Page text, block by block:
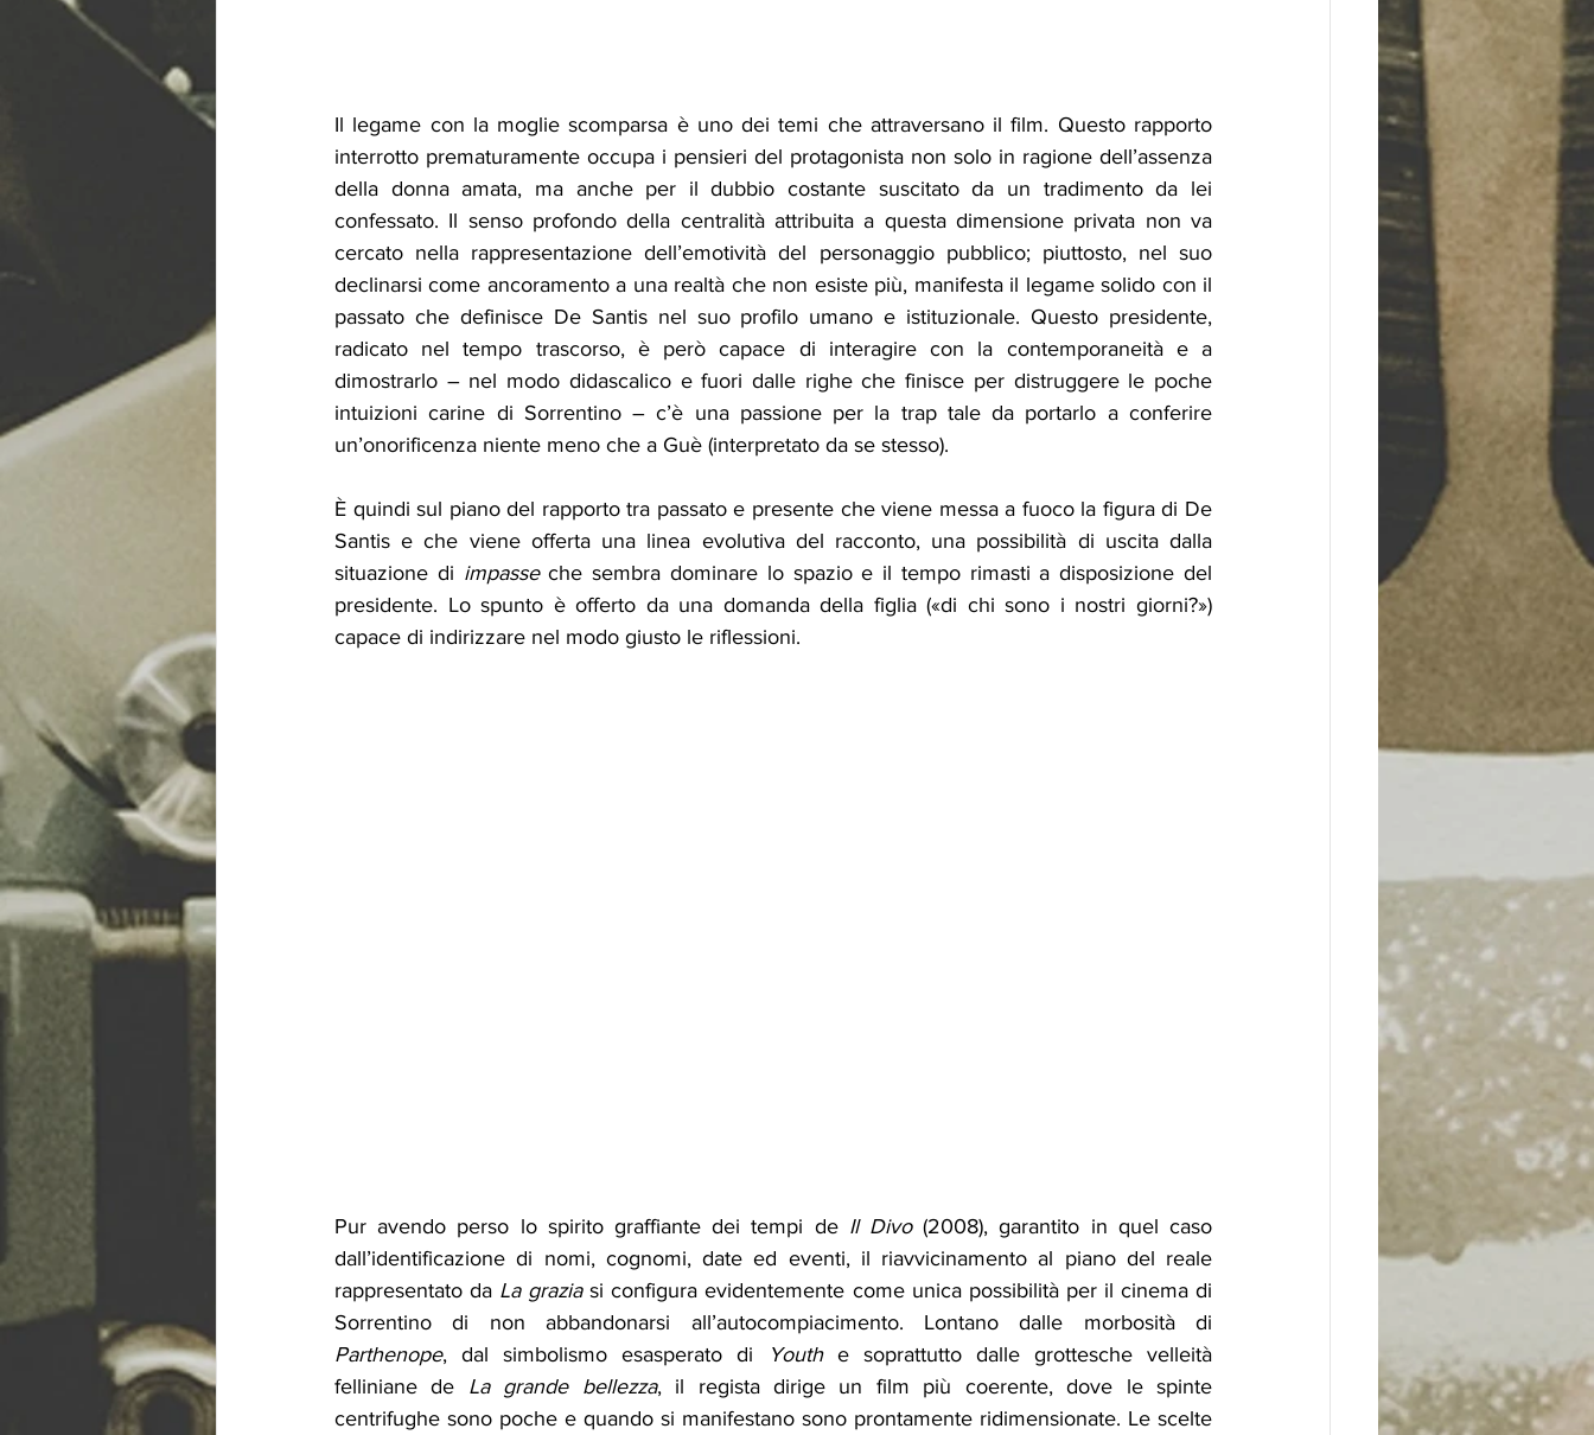
Il legame con la moglie scomparsa è uno dei temi che attraversano il film. Questo rapporto
interrotto prematuramente occupa i pensieri del protagonista non solo in ragione dell’assenza
della donna amata, ma anche per il dubbio costante suscitato da un tradimento da lei
confessato. Il senso profondo della centralità attribuita a questa dimensione privata non va
cercato nella rappresentazione dell’emotività del personaggio pubblico; piuttosto, nel suo
declinarsi come ancoramento a una realtà che non esiste più, manifesta il legame solido con il
passato che definisce De Santis nel suo profilo umano e istituzionale. Questo presidente,
radicato nel tempo trascorso, è però capace di interagire con la contemporaneità e a
dimostrarlo – nel modo didascalico e fuori dalle righe che finisce per distruggere le poche
intuizioni carine di Sorrentino – c’è una passione per la trap tale da portarlo a conferire
un’onorificenza niente meno che a Guè (interpretato da se stesso).
È quindi sul piano del rapporto tra passato e presente che viene messa a fuoco la figura di De
Santis e che viene offerta una linea evolutiva del racconto, una possibilità di uscita dalla
situazione di impasse che sembra dominare lo spazio e il tempo rimasti a disposizione del
presidente. Lo spunto è offerto da una domanda della figlia («di chi sono i nostri giorni?»)
capace di indirizzare nel modo giusto le riflessioni.
Pur avendo perso lo spirito graffiante dei tempi de Il Divo (2008), garantito in quel caso
dall’identificazione di nomi, cognomi, date ed eventi, il riavvicinamento al piano del reale
rappresentato da La grazia si configura evidentemente come unica possibilità per il cinema di
Parthenope, dal simbolismo esasperato di Youth e soprattutto dalle grottesche velleità
felliniane de La grande bellezza, il regista dirige un film più coerente, dove le spinte
centrifughe sono poche e quando si manifestano sono prontamente ridimensionate. Le scelte